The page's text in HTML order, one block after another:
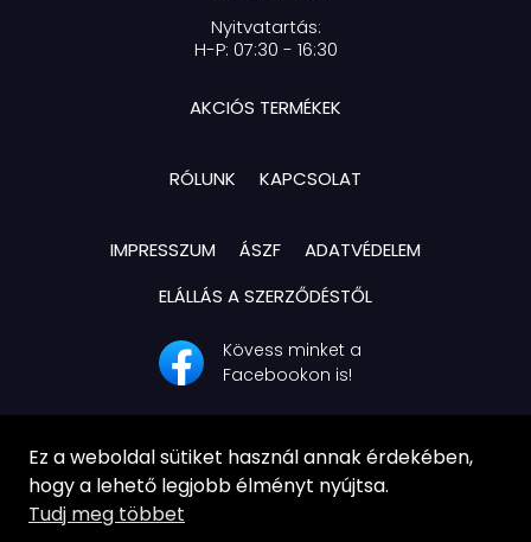
Nyitvatartás:
H-P: 07:30 - 16:30
AKCIÓS TERMÉKEK
RÓLUNK KAPCSOLAT
IMPRESSZUM ÁSZF
ADATVÉDELEM
ELÁLLÁS A SZERZŐDÉSTŐL
Kövess minket a
Facebookon is!
© Ag-Systech Kft. | Minden jog fenntartva!
Ez a weboldal sütiket használ annak érdekében,
hogy a lehető legjobb élményt nyújtsa.
Tudj meg többet